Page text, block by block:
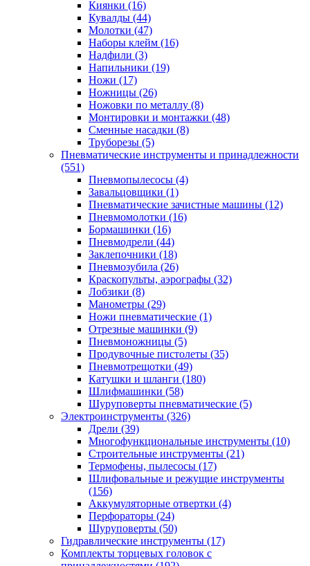
Киянки (16)
Кувалды (44)
Молотки (47)
Наборы клейм (16)
Надфили (3)
Напильники (19)
Ножи (17)
Ножницы (26)
Ножовки по металлу (8)
Монтировки и монтажки (48)
Сменные насадки (8)
Труборезы (5)
Пневматические инструменты и принадлежности
(551)
Пневмопылесосы (4)
Завальцовщики (1)
Пневматические зачистные машины (12)
Пневмомолотки (16)
Бормашинки (16)
Пневмодрели (44)
Заклепочники (18)
Пневмозубила (26)
Краскопульты, аэрографы (32)
Лобзики (8)
Манометры (29)
Ножи пневматические (1)
Отрезные машинки (9)
Пневмоножницы (5)
Продувочные пистолеты (35)
Пневмотрещотки (49)
Катушки и шланги (180)
Шлифмашинки (58)
Шуруповерты пневматические (5)
Электроинструменты (326)
Дрели (39)
Многофункциональные инструменты (10)
Строительные инструменты (21)
Термофены, пылесосы (17)
Шлифовальные и режущие инструменты
(156)
Аккумуляторные отвертки (4)
Перфораторы (24)
Шуруповерты (50)
Гидравлические инструменты (17)
Комплекты торцевых головок с